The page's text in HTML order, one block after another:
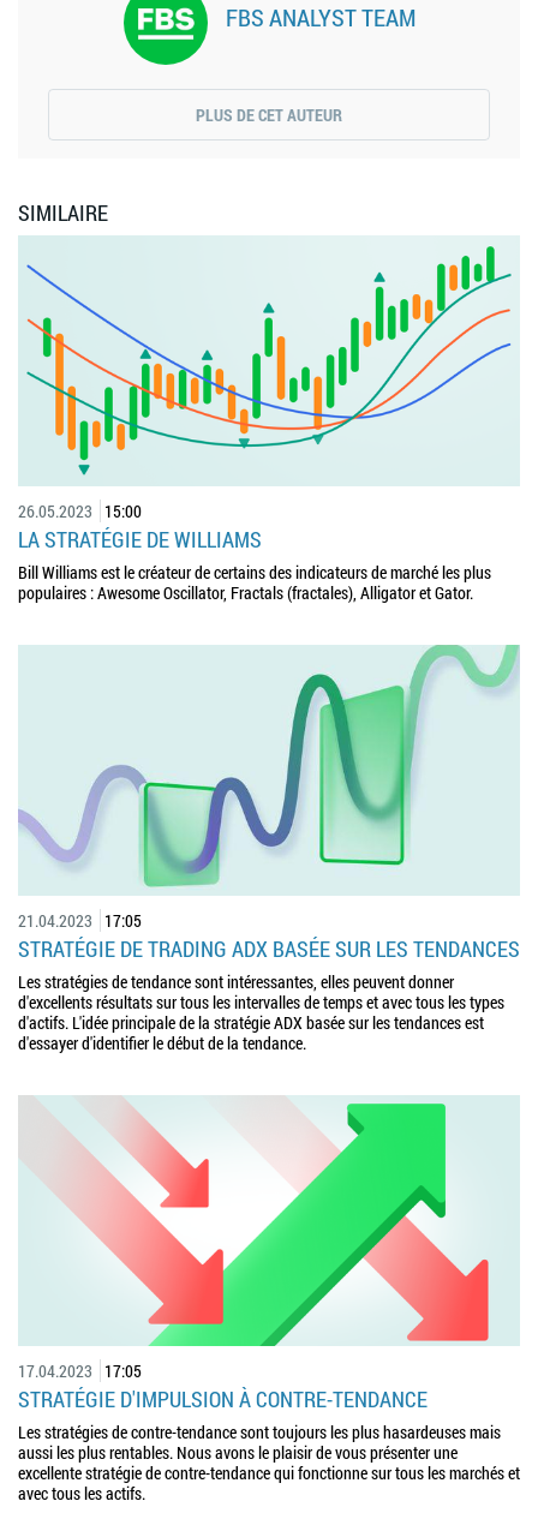
FBS ANALYST TEAM
PLUS DE CET AUTEUR
SIMILAIRE
26.05.2023 15:00
LA STRATÉGIE DE WILLIAMS
Bill Williams est le créateur de certains des indicateurs de marché les plus
populaires : Awesome Oscillator, Fractals (fractales), Alligator et Gator.
21.04.2023 17:05
STRATÉGIE DE TRADING ADX BASÉE SUR LES TENDANCES
Les stratégies de tendance sont intéressantes, elles peuvent donner
d'excellents résultats sur tous les intervalles de temps et avec tous les types
d'actifs. L'idée principale de la stratégie ADX basée sur les tendances est
d'essayer d'identifier le début de la tendance.
17.04.2023 17:05
STRATÉGIE D'IMPULSION À CONTRE-TENDANCE
Les stratégies de contre-tendance sont toujours les plus hasardeuses mais
aussi les plus rentables. Nous avons le plaisir de vous présenter une
excellente stratégie de contre-tendance qui fonctionne sur tous les marchés et
avec tous les actifs.